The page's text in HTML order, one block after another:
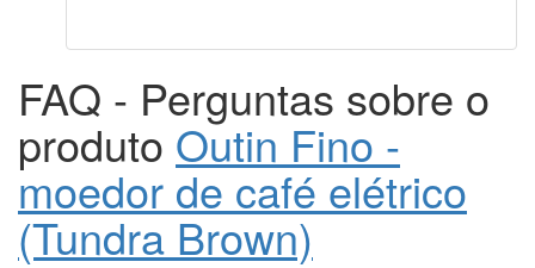
FAQ - Perguntas sobre o
produto Outin Fino -
moedor de café elétrico
(Tundra Brown)